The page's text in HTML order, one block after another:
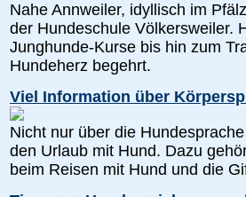
Nahe Annweiler, idyllisch im
der Hundeschule Völkersweiler.
Junghunde-Kurse bis hin zum
Hundeherz begehrt.
Viel Information über
Nicht nur über die
den Urlaub mit Hund. Dazu
beim Reisen mit Hund und die